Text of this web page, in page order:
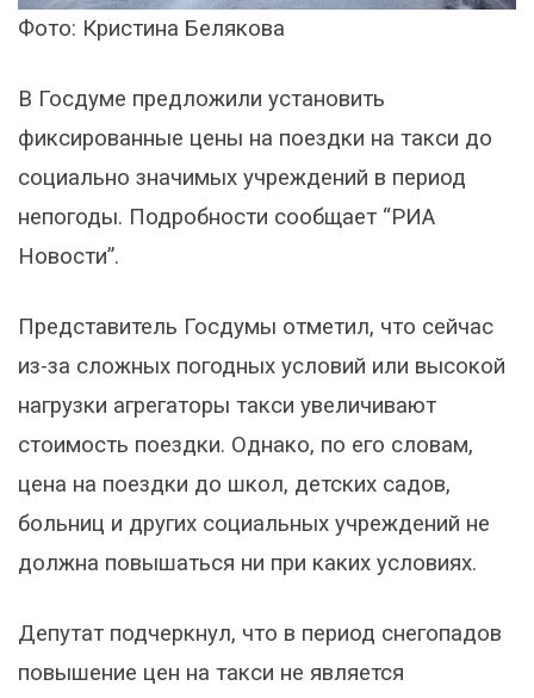
Фото: Кристина Белякова
В Госдуме предложили установить
фиксированные цены на поездки на такси до
социально значимых учреждений в период
непогоды. Подробности сообщает “РИА
Новости”.
Представитель Госдумы отметил, что сейчас
из-за сложных погодных условий или высокой
нагрузки агрегаторы такси увеличивают
стоимость поездки. Однако, по его словам,
цена на поездки до школ, детских садов,
больниц и других социальных учреждений не
должна повышаться ни при каких условиях.
Депутат подчеркнул, что в период снегопадов
повышение цен на такси не является